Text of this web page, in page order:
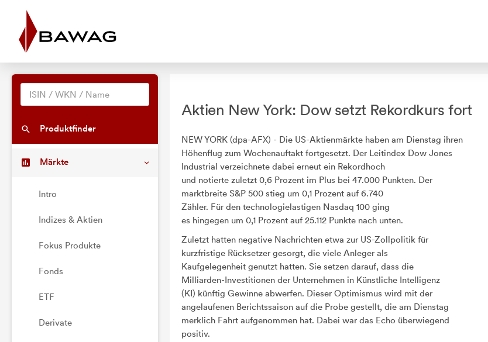
Produktfinder
Märkte
Intro
Indizes & Aktien
Fokus Produkte
Fonds
ETF
Derivate
Aktien New York: Dow setzt Rekordkurs fort
NEW YORK (dpa-AFX) - Die US-Aktienmärkte haben am Dienstag ihren
Höhenflug zum Wochenauftakt fortgesetzt. Der Leitindex Dow Jones
Industrial verzeichnete dabei erneut ein Rekordhoch
und notierte zuletzt 0,6 Prozent im Plus bei 47.000 Punkten. Der
marktbreite S&P 500 stieg um 0,1 Prozent auf 6.740
Zähler. Für den technologielastigen Nasdaq 100 ging
es hingegen um 0,1 Prozent auf 25.112 Punkte nach unten.
Zuletzt hatten negative Nachrichten etwa zur US-Zollpolitik für
kurzfristige Rücksetzer gesorgt, die viele Anleger als
Kaufgelegenheit genutzt hatten. Sie setzen darauf, dass die
Milliarden-Investitionen der Unternehmen in Künstliche Intelligenz
(KI) künftig Gewinne abwerfen. Dieser Optimismus wird mit der
angelaufenen Berichtssaison auf die Probe gestellt, die am Dienstag
merklich Fahrt aufgenommen hat. Dabei war das Echo überwiegend
positiv.